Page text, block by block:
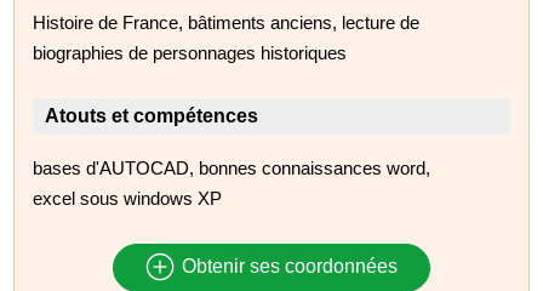
Histoire de France, bâtiments anciens, lecture de
biographies de personnages historiques
Atouts et compétences
bases d'AUTOCAD, bonnes connaissances word,
excel sous windows XP
Obtenir ses coordonnées